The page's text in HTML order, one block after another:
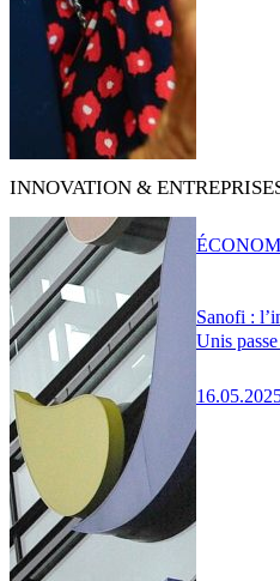
INNOVATION &
Sanofi :
Unis